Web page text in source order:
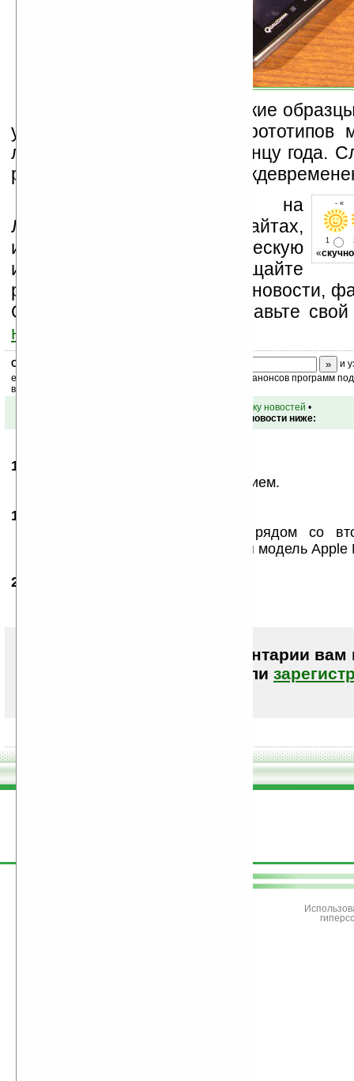
К сожалению, практические
устройств на базе этих
лучшем случае, только к концу года.
разговор о ценах также
- «
1
«скучно
Устанавливайте линк на
Ладошки на своих сайтах,
изучайте коммерческую
информацию, посещайте
разделы сайта (форум, чат, новости,
Оцените эту новость и оставьте
ниже на странице
Скоро
и
ежедневный или еженедельный дайджест новостей, анонсов программ
ваш почтовый ящик.
вернуться к списку новостей •
Обсуждение этой новости ниже:
16.01.2008
Anchorage супер!!! Жду с нетерпением.
16.01.2008
А вот на последней картинке рядом со
Anchorage лежит случаем не новая модель Apple
22.01.2008
Чтобы писать комментарии вам
или